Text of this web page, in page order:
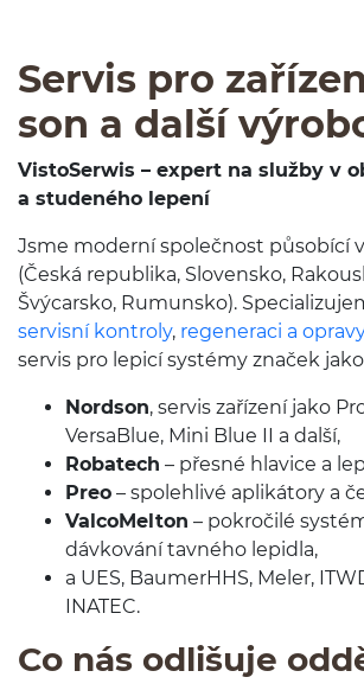
Servis
Servis pro
son a další
Vis­toSer­wis – expert na služby v
a stu­deného lepení
Jsme mod­erní společnost působící
(Česká repub­lika, Sloven­sko,
Švý­carsko, Rumun­sko).
servisní kon­troly, regen­eraci a
servis pro lep­icí sys­témy značek
Nord­son, servis zařízení jako
VersaBlue, Mini Blue
a další,
Robat­ech – přesné hlav­ice a
Preo – spolehlivé apliká­tory a
Val­coMelton – pokročilé
dávkování tavného lepidla,
a UES, Baumer­HHS, Meler,
INATEC.
Co nás odlišuje